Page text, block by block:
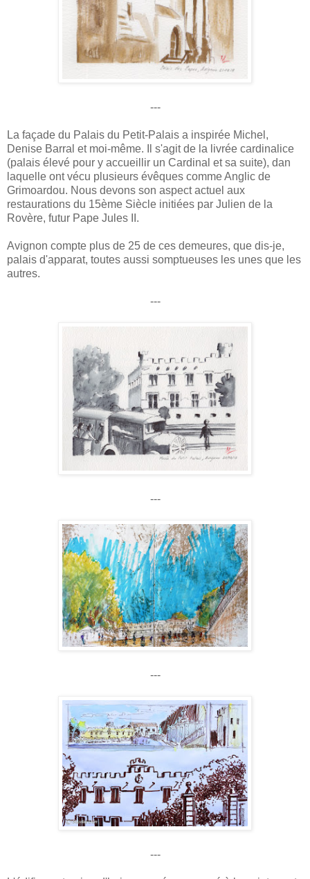
---
La façade du Palais du Petit-Palais a inspirée Michel,
Denise Barral et moi-même. Il s'agit de la livrée cardinalice
(palais élevé pour y accueillir un Cardinal et sa suite), dan
laquelle ont vécu plusieurs évêques comme Anglic de
Grimoardou. Nous devons son aspect actuel aux
restaurations du 15ème Siècle initiées par Julien de la
Rovère, futur Pape Jules II.
Avignon compte plus de 25 de ces demeures, que dis-je,
palais d'apparat, toutes aussi somptueuses les unes que les
autres.
---
---
---
---